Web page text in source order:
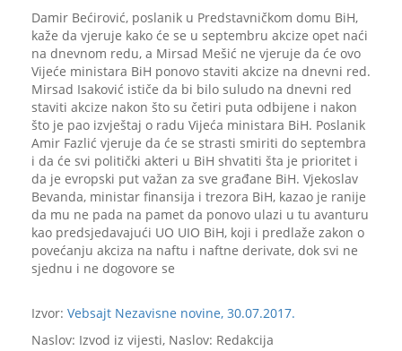
Damir Bećirović, poslanik u Predstavničkom domu BiH,
kaže da vjeruje kako će se u septembru akcize opet naći
na dnevnom redu, a Mirsad Mešić ne vjeruje da će ovo
Vijeće ministara BiH ponovo staviti akcize na dnevni red.
Mirsad Isaković ističe da bi bilo suludo na dnevni red
staviti akcize nakon što su četiri puta odbijene i nakon
što je pao izvještaj o radu Vijeća ministara BiH. Poslanik
Amir Fazlić vjeruje da će se strasti smiriti do septembra
i da će svi politički akteri u BiH shvatiti šta je prioritet i
da je evropski put važan za sve građane BiH. Vjekoslav
Bevanda, ministar finansija i trezora BiH, kazao je ranije
da mu ne pada na pamet da ponovo ulazi u tu avanturu
kao predsjedavajući UO UIO BiH, koji i predlaže zakon o
povećanju akciza na naftu i naftne derivate, dok svi ne
sjednu i ne dogovore se
Izvor: Vebsajt Nezavisne novine, 30.07.2017.
Naslov: Izvod iz vijesti, Naslov: Redakcija